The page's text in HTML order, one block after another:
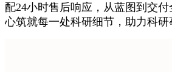
配24小时售后响应，从蓝图到交
心筑就每一处科研细节，助力科研